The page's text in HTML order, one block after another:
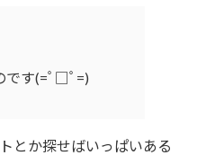
です(=ﾟ□ﾟ=)
とか探せばいっぱいある